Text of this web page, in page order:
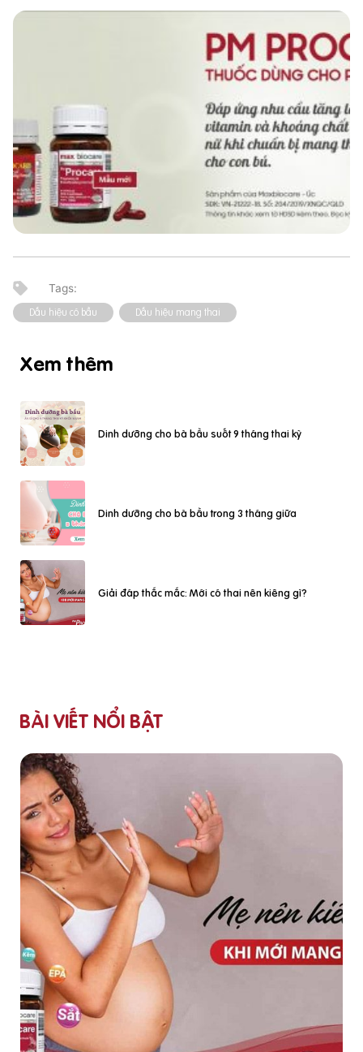
Dấu hiệu có bầu Dấu hiệu mang thai
Xem thêm
Dinh dưỡng cho bà bầu suốt 9 tháng thai kỳ
Dinh dưỡng cho bà bầu trong 3 tháng giữa
Giải đáp thắc mắc: Mới có thai nên kiêng gì?
BÀI VIẾT NỔI BẬT